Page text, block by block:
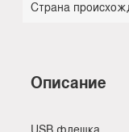
Страна
Описание
USB флешка